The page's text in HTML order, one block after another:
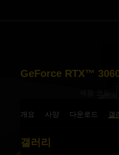
GeForce RTX™
개요 사양 다운로드 갤
갤러리